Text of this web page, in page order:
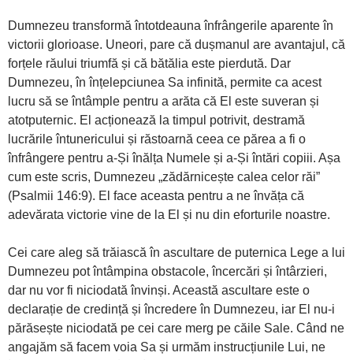
Dumnezeu transformă întotdeauna înfrângerile aparente în
victorii glorioase. Uneori, pare că dușmanul are avantajul, că
forțele răului triumfă și că bătălia este pierdută. Dar
Dumnezeu, în înțelepciunea Sa infinită, permite ca acest
lucru să se întâmple pentru a arăta că El este suveran și
atotputernic. El acționează la timpul potrivit, destramă
lucrările întunericului și răstoarnă ceea ce părea a fi o
înfrângere pentru a-Și înălța Numele și a-Și întări copiii. Așa
cum este scris, Dumnezeu „zădărnicește calea celor răi”
(Psalmii 146:9). El face aceasta pentru a ne învăța că
adevărata victorie vine de la El și nu din eforturile noastre.
Cei care aleg să trăiască în ascultare de puternica Lege a lui
Dumnezeu pot întâmpina obstacole, încercări și întârzieri,
dar nu vor fi niciodată învinși. Această ascultare este o
declarație de credință și încredere în Dumnezeu, iar El nu-i
părăsește niciodată pe cei care merg pe căile Sale. Când ne
angajăm să facem voia Sa și urmăm instrucțiunile Lui, ne